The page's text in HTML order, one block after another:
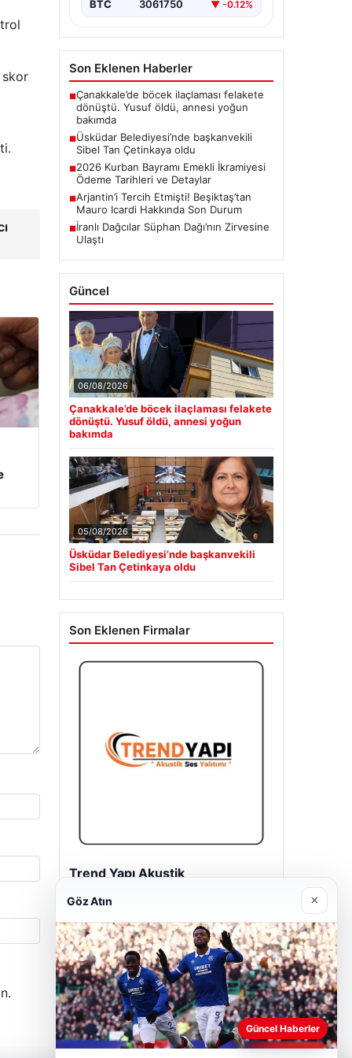
skor
BTC 3061750 ▼ -0.12%
Son Eklenen Haberler
■Çanakkale’de böcek ilaçlaması felakete
dönüştü. Yusuf öldü, annesi yoğun
bakımda
■Üsküdar Belediyesi’nde başkanvekili
Sibel Tan Çetinkaya oldu
■2026 Kurban Bayramı Emekli İkramiyesi
Ödeme Tarihleri ve Detaylar
■Arjantin’i Tercih Etmişti! Beşiktaş’tan
Mauro Icardi Hakkında Son Durum
■İranlı Dağcılar Süphan Dağı’nın Zirvesine
Ulaştı
Güncel
06/08/2026
Çanakkale’de böcek ilaçlaması felakete
dönüştü. Yusuf öldü, annesi yoğun
bakımda
05/08/2026
Üsküdar Belediyesi’nde başkanvekili
Sibel Tan Çetinkaya oldu
Son Eklenen Firmalar
Trend Yapı Akustik
Göz Atın ×
Güncel Haberler